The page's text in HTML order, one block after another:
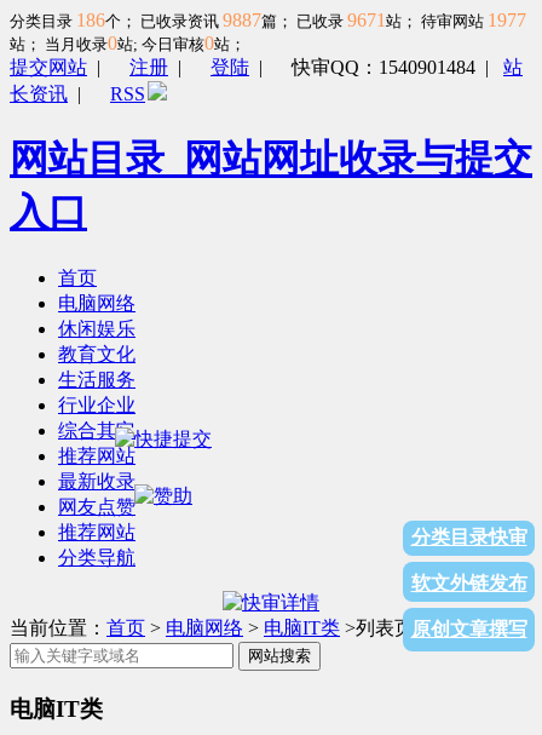
分类目录 186个； 已收录资讯 9887篇； 已收录 9671 站； 待审网站 1977
站； 当月收录0站; 今日审核0站；
提交网站 | 注册 | 登陆 |快审QQ：1540901484 | 站
长资讯 | RSS
网站目录_网站网址收录与提交
入口
首页
电脑网络
休闲娱乐
教育文化
生活服务
行业企业
综合其它
推荐网站
最新收录
网友点赞
推荐网站
分类导航
分类目录快审
软文外链发布
原创文章撰写
当前位置： 首页 > 电脑网络 > 电脑IT类 >列表页面
网站搜索
电脑IT类